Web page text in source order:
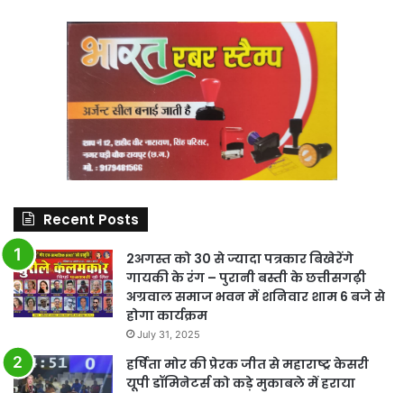
Recent Posts
2अगस्त को 30 से ज्यादा पत्रकार बिखेरेंगे
गायकी के रंग – पुरानी बस्ती के छत्तीसगढ़ी
अग्रवाल समाज भवन में शनिवार शाम 6 बजे से
होगा कार्यक्रम
July 31, 2025
हर्षिता मोर की प्रेरक जीत से महाराष्ट्र केसरी
यूपी डॉमिनेटर्स को कड़े मुकाबले में हराया